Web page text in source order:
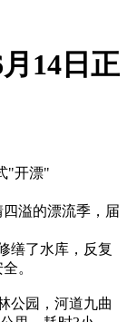
14日正
"开漂"
溢的漂流季，届
缮了水库，反复
。
公园，河道九曲